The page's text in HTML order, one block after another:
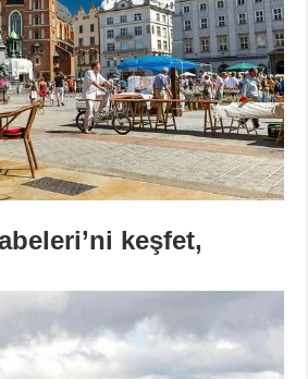
keşfet,